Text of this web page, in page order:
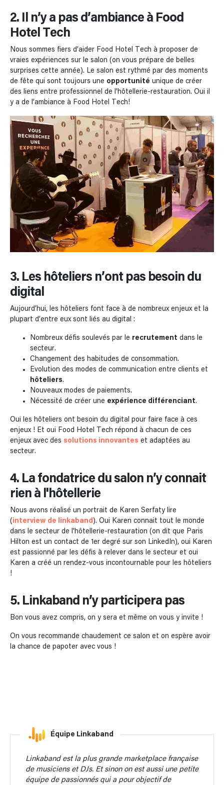
2. Il n’y a pas d’ambiance à Food
Hotel Tech
Nous sommes fiers d’aider Food Hotel Tech à proposer de
vraies expériences sur le salon (on vous prépare de belles
surprises cette année). Le salon est rythmé par des moments
de fête qui sont toujours une opportunité unique de créer
des liens entre professionnel de l'hôtellerie-restauration. Oui il
y a de l’ambiance à Food Hotel Tech!
3. Les hôteliers n’ont pas besoin du
digital
Aujourd’hui, les hôteliers font face à de nombreux enjeux et la
plupart d’entre eux sont liés au digital :
Nombreux défis soulevés par le recrutement dans le
secteur.
Changement des habitudes de consommation.
Evolution des modes de communication entre clients et
hôteliers.
Nouveaux modes de paiements.
Nécessité de créer une expérience différenciant.
Oui les hôteliers ont besoin du digital pour faire face à ces
enjeux ! Et oui Food Hotel Tech répond à chacun de ces
enjeux avec des solutions innovantes et adaptées au
secteur.
4. La fondatrice du salon n’y connait
rien à l'hôtellerie
Nous avons réalisé un portrait de Karen Serfaty lire
(interview de linkaband ). Oui Karen connait tout le monde
dans le secteur de l'hôtellerie-restauration (on dit que Paris
Hilton est un contact de 1er degré sur son LinkedIn), oui Karen
est passionné par les défis à relever dans le secteur et oui
Karen a créé un rendez-vous incontournable pour les hôteliers
!
5. Linkaband n’y participera pas
Bon vous avez compris, on y sera et même on vous y invite !
On vous recommande chaudement ce salon et on espère avoir
la chance de papoter avec vous !
Équipe Linkaband
Linkaband est la plus grande marketplace française
de musiciens et DJs. Et sinon on est aussi une petite
équipe de passionnés qui a pour objectif de